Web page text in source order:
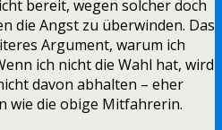
bereit, wegen solcher doch
die Angst zu überwinden. Das
Argument, warum ich
ich nicht die Wahl hat, wird
davon abhalten – eher
wie die obige Mitfahrerin.